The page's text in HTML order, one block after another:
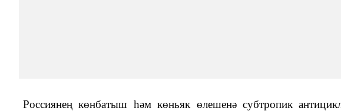
Россиянең көнбатыш һәм көньяк өлешенә субтропик